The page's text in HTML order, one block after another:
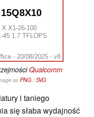
X1-26-100
45 1.7 TFLOPS
- 20/08/2025 - v8
Qualcomm
as PNG/SVG
i taniego
się słaba wydajność